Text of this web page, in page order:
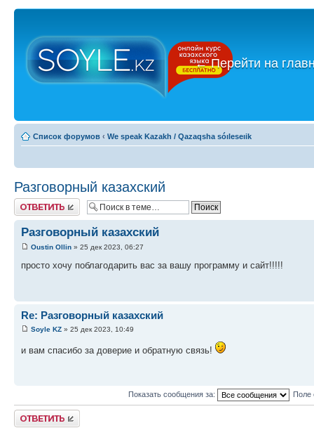
←Перейти на
Список форумов ‹ We speak Kazakh / Qazaqsha sóıleseıik
Разговорный казахский
Ответить
Разговорный казахский
Oustin Ollin » 25 дек 2023, 06:27
просто хочу поблагодарить вас за вашу программу и сайт!!!!!
Re: Разговорный казахский
Soyle KZ » 25 дек 2023, 10:49
и вам спасибо за доверие и обратную связь!
Показать сообщения за: Поле
Ответить